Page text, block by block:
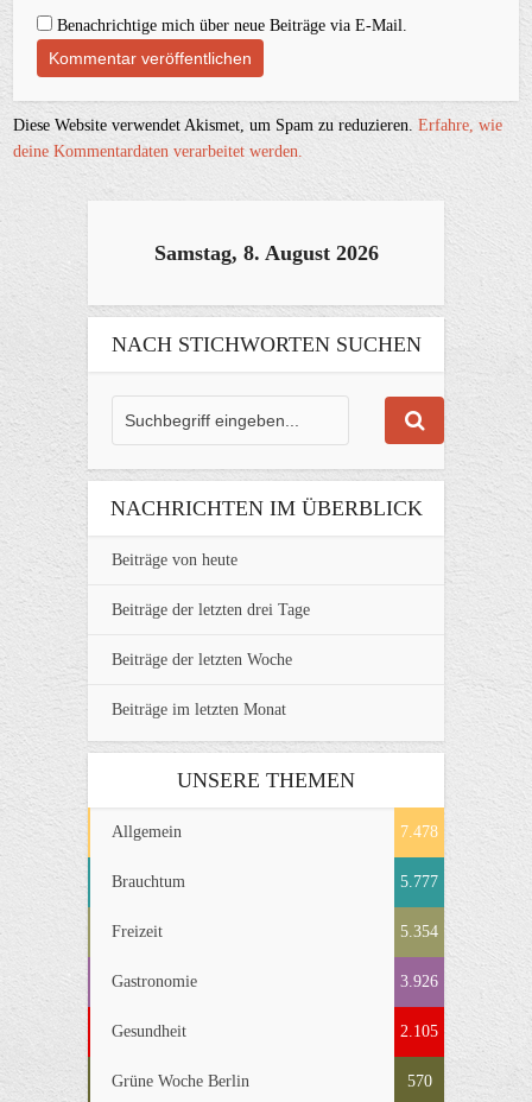
Benachrichtige mich über neue Beiträge via E-Mail.
Diese Website verwendet Akismet, um Spam zu reduzieren.Erfahre, wie
deine Kommentardaten verarbeitet werden.
Samstag, 8. August 2026
NACH STICHWORTEN SUCHEN
NACHRICHTEN IM ÜBERBLICK
Beiträge von heute
Beiträge der letzten drei Tage
Beiträge der letzten Woche
Beiträge im letzten Monat
UNSERE THEMEN
Allgemein 7.478
Brauchtum 5.777
Freizeit 5.354
Gastronomie 3.926
Gesundheit 2.105
Grüne Woche Berlin 570